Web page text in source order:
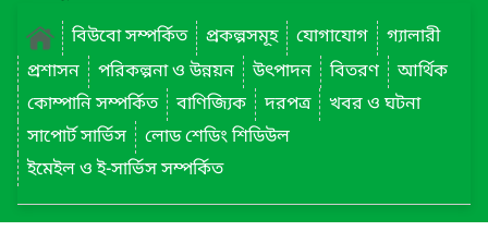
বিউবো সম্পর্কিত
প্রকল্পসমূহ যোগাযোগ
গ্যালারী
প্রশাসন
পরিকল্পনা ও উন্নয়ন উৎপাদন বিতরণ
আর্থিক
কোম্পানি সম্পর্কিত
বাণিজ্যিক দরপত্র
খবর ও ঘটনা
সাপোর্ট সার্ভিস
লোড শেডিং শিডিউল
ইমেইল ও ই-সার্ভিস সম্পর্কিত